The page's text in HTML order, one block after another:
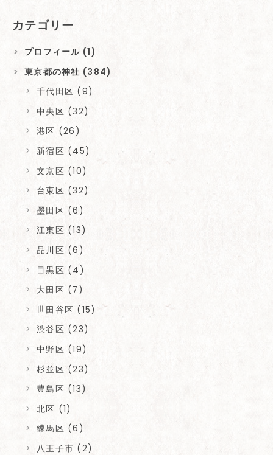
カテゴリー
プロフィール (1)
東京都の神社 (384)
千代田区 (9)
中央区 (32)
港区 (26)
新宿区 (45)
文京区 (10)
台東区 (32)
墨田区 (6)
江東区 (13)
品川区 (6)
目黒区 (4)
大田区 (7)
世田谷区 (15)
渋谷区 (23)
中野区 (19)
杉並区 (23)
豊島区 (13)
北区 (1)
練馬区 (6)
八王子市 (2)